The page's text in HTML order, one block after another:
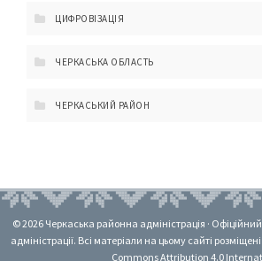
ЦИФРОВІЗАЦІЯ
ЧЕРКАСЬКА ОБЛАСТЬ
ЧЕРКАСЬКИЙ РАЙОН
© 2026 Черкаська районна адміністрація ·
адміністрації. Всі матеріали на цьому сайті
Commons Attribution 4.0